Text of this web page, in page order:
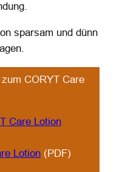
sparsam und dünn
CORYT Care
Care Lotion
Lotion(PDF)